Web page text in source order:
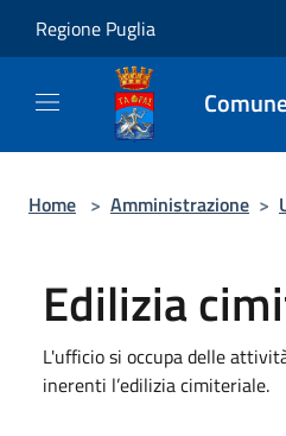
Regione Puglia
Home > Amministrazione >
Edilizia
L'ufficio si occupa delle
inerenti l’edilizia cimiteriale.